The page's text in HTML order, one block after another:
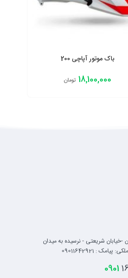
باک موتور آپاچی 200
18,100,000 تومان
-خیابان شریعتی - نرسیده به میدان
: 09011642921
0901